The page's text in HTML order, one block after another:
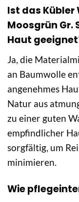
Ist das Kübler
Moosgrün Gr.
Haut
Ja, die
an Baumwolle
angenehmes
Natur aus
zu einer guten
empfindlicher
sorgfältig, um
minimieren.
Wie